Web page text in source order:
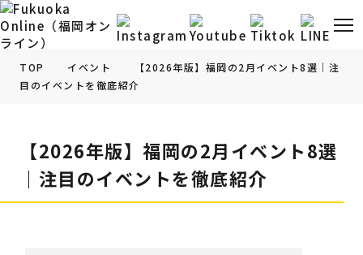
福岡の観光・お出かけ情報
福岡のイベント情報
TOP イベント
【2026年版】福岡の2月イベント8選｜注
目のイベントを徹底紹介
【2026年版】福岡の2月イベント8選
｜注目のイベントを徹底紹介